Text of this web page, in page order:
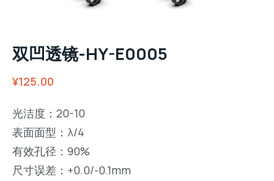
双凹透镜-HY-E0005
¥125.00
光洁度：20-10
表面面型：λ/4
有效孔径：90%
尺寸误差：+0.0/-0.1mm